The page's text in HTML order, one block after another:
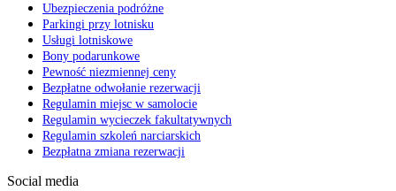
Ubezpieczenia podróżne
Parkingi przy lotnisku
Usługi lotniskowe
Bony podarunkowe
Pewność niezmiennej ceny
Bezpłatne odwołanie rezerwacji
Regulamin miejsc w samolocie
Regulamin wycieczek fakultatywnych
Regulamin szkoleń narciarskich
Bezpłatna zmiana rezerwacji
Social media